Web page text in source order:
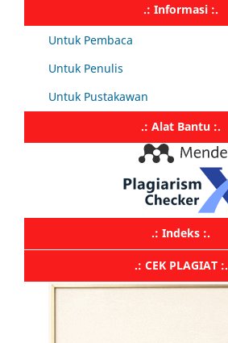
.: Informasi :.
Untuk Pembaca
Untuk Penulis
Untuk Pustakawan
.: Alat Bantu :.
.: Indeks :.
.: CEK PLAGIAT :.